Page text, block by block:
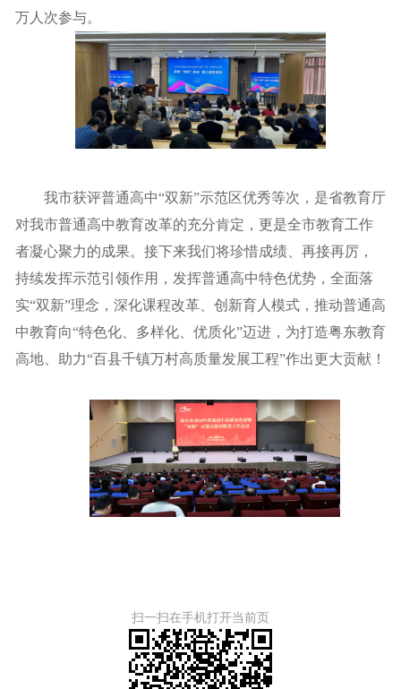
万人次参与。
我市获评普通高中“双新”示范区优秀等次，是省教育厅
对我市普通高中教育改革的充分肯定，更是全市教育工作
者凝心聚力的成果。接下来我们将珍惜成绩、再接再厉，
持续发挥示范引领作用，发挥普通高中特色优势，全面落
实“双新”理念，深化课程改革、创新育人模式，推动普通高
中教育向“特色化、多样化、优质化”迈进，为打造粤东教育
高地、助力“百县千镇万村高质量发展工程”作出更大贡献！
扫一扫在手机打开当前页